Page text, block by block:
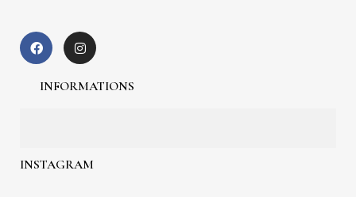
INFORMATIONS
INSTAGRAM